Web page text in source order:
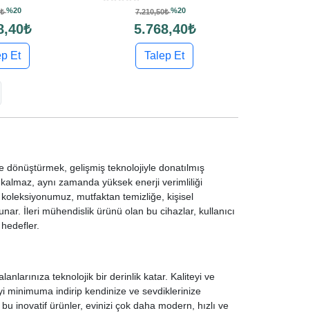
%20
Et
7.210,50₺%20
5.768,40₺
Talep Et
gelişmiş teknolojiyle donatılmış
aynı zamanda yüksek enerji verimliliği
mutfaktan temizliğe, kişisel
İleri mühendislik ürünü olan bu cihazlar, kullanıcı
teknolojik bir derinlik katar. Kaliteyi ve
minimuma indirip kendinize ve sevdiklerinize
inovatif ürünler, evinizi çok daha modern, hızlı ve